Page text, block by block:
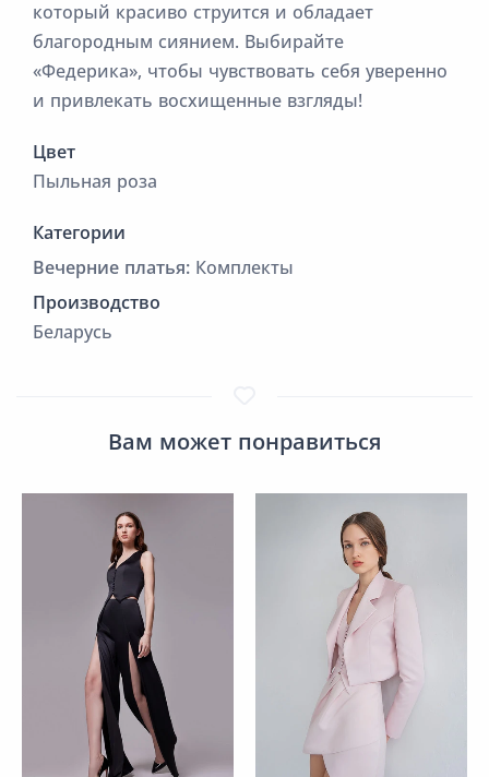
который красиво струится и обладает
благородным сиянием. Выбирайте
«Федерика», чтобы чувствовать себя уверенно
и привлекать восхищенные взгляды!
Цвет
Пыльная роза
Категории
Вечерние платья: Комплекты
Производство
Беларусь
Вам может понравиться